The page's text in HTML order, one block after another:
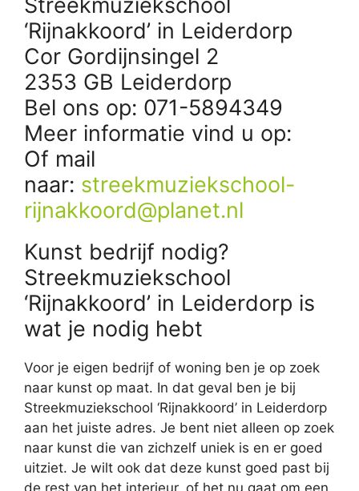
‘Rijnakkoord’ in Leiderdorp
Cor Gordijnsingel 2
2353 GB Leiderdorp
Bel ons op: 071-5894349
Meer informatie vind u op:
Of mail
naar: streekmuziekschool-
rijnakkoord@planet.nl
Kunst bedrijf nodig?
Streekmuziekschool
‘Rijnakkoord’ in Leiderdorp is
wat je nodig hebt
Voor je eigen bedrijf of woning ben je op zoek
naar kunst op maat. In dat geval ben je bij
Streekmuziekschool ‘Rijnakkoord’ in Leiderdorp
aan het juiste adres. Je bent niet alleen op zoek
naar kunst die van zichzelf uniek is en er goed
uitziet. Je wilt ook dat deze kunst goed past bij
de rest van het interieur, of het nu gaat om een